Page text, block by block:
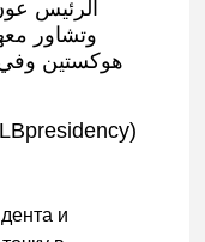
الرئيس
وتشاور
هوكستين وفي
и